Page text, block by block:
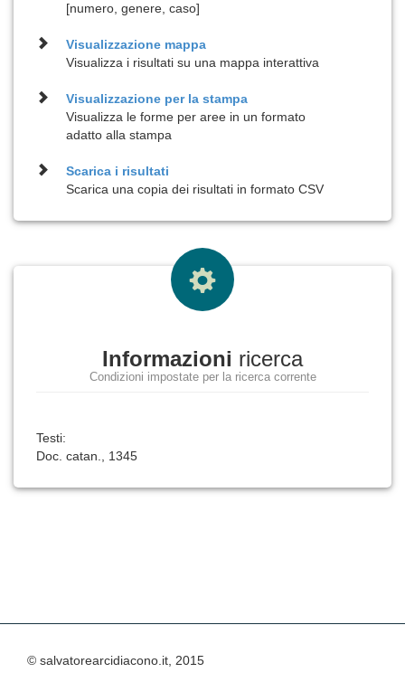
[numero, genere, caso]
Visualizzazione mappa
Visualizza i risultati su una mappa interattiva
Visualizzazione per lastampa
Visualizza le forme per aree in un formato
adatto alla stampa
Scarica i risultati
Scarica una copia dei risultati in formato CSV
Informazioni ricerca
Condizioni impostate per la ricerca corrente
Testi:
Doc. catan., 1345
© salvatorearcidiacono.it, 2015